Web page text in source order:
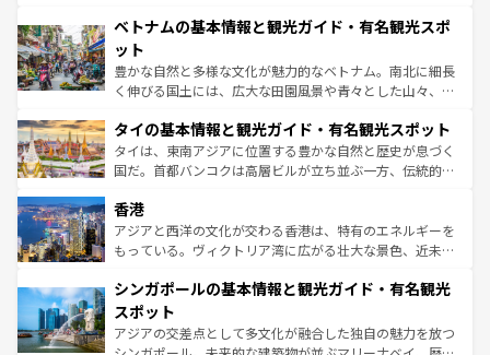
参照してほしい。
容にもいいと評判のスイーツなど、バラエティ豊かな料理
照してほしい。
き、地方に足を延ばせば四季折々の自然美を楽しむことが
できる。そして、キムチや焼肉、絶品のストリートフード
まで、さまざまな韓国料理が待っている。夜には、韓国な
らではのナイトライフも堪能できる。あたたかいホスピタ
わってみてほしい。 なお、新着の韓国情報はコンテンツ一
覧 を参照してほしい。
ベトナムの基本情報と観光ガイド・有名観光スポ
ット
豊かな自然と多様な文化が魅力的なベトナム。南北に細長
く伸びる国土には、広大な田園風景や青々とした山々、世
急速な発展と共に伝統が息づく。ハノイの古い町並みやホ
ーチミン市のフランス統治時代の建物も、独特の雰囲気を
醸し出している。また、バラエティの豊かさとおいしさで
とつ。フォーやバインミー、ベトナムコーヒーなどは、ぜ
ひ現地で味わいたい。どの地域を訪れてもあたたかい人々
が旅行者を迎えてくれるので、きっと忘れられない旅にな
参照してほしい。
タイの基本情報と観光ガイド・有名観光スポット
タイは、東南アジアに位置する豊かな自然と歴史が息づく
国だ。首都バンコクは高層ビルが立ち並ぶ一方、伝統的な
の活気が交差している。北部ではチェンマイなどの山岳地
帯で自然と触れ合い、南部ではプーケットやクラビの美し
いビーチでリゾート気分を楽しむことができる。タイ料理
激する。気候は一年中温暖で、どの季節にも異なる楽しみ
が待っている。親しみやすいタイの人々、仏教を中心とし
た文化、そして多様な観光資源が、訪れる旅人を魅了し続
ける。 なお、新着のタイ情報はコンテンツ一覧を参照して
香港
アジアと西洋の文化が交わる香港は、特有のエネルギーを
もっている。ヴィクトリア湾に広がる壮大な景色、近未来
み、どこを訪れても感動するはず。観光スポットが密集し
ており、効率よく見どころを回れるのも魅力。息をのむよ
うな絶景から文化的な体験まで、香港を存分に楽しみ尽く
そう。 なお、新着の香港情報はコンテンツ一覧を参照して
シンガポールの基本情報と観光ガイド・有名観光
スポット
アジアの交差点として多文化が融合した独自の魅力を放つ